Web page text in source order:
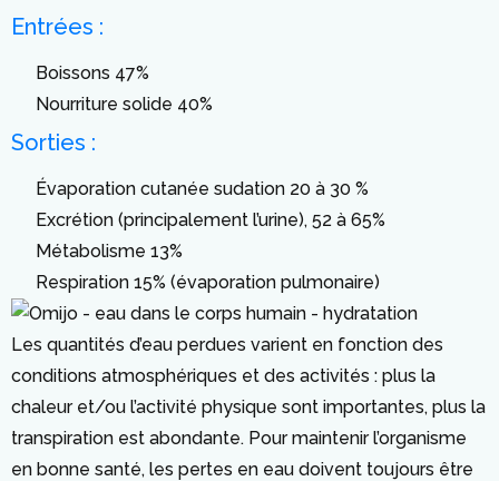
Entrées :
Boissons 47%
Nourriture solide 40%
Sorties :
Évaporation cutanée sudation 20 à 30 %
Excrétion (principalement l’urine), 52 à 65%
Métabolisme 13%
Respiration 15% (évaporation pulmonaire)
Les quantités d’eau perdues varient en fonction des
conditions atmosphériques et des activités : plus la
chaleur et/ou l’activité physique sont importantes, plus la
transpiration est abondante. Pour maintenir l’organisme
en bonne santé, les pertes en eau doivent toujours être